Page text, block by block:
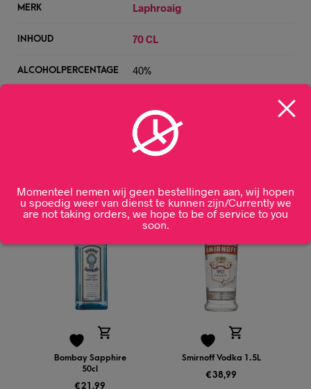
MERK Laphroaig
INHOUD 70 CL
ALCOHOLPERCENTAGE 40%
Gerelateerde producten
Bombay Sapphire
50cl
€21,99
Smirnoff Vodka 1.5L
€38,99
Momenteel nemen wij geen bestellingen aan, wij hopen
u spoedig weer van dienst te kunnen zijn/Currently we
are not taking orders, we hope to be of service to you
soon.